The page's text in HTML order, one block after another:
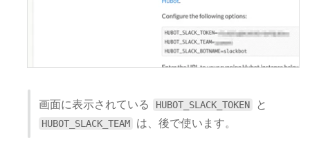
画面に表示されている HUBOT_SLACK_TOKEN と
HUBOT_SLACK_TEAM は、後で使います。